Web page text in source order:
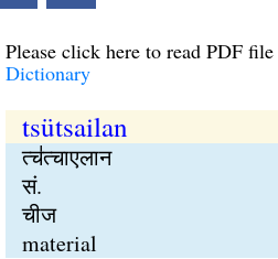
Please click here to read PDF file
Dictionary
tsütsailan
त्च॑त्चाएलान
सं.
चीज
material